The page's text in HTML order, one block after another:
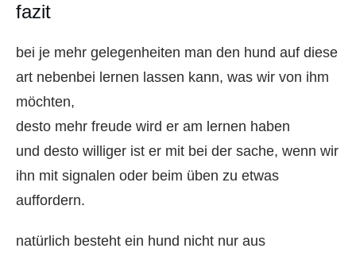
fazit
bei je mehr gelegenheiten man den hund auf diese
art nebenbei lernen lassen kann, was wir von ihm
möchten,
desto mehr freude wird er am lernen haben
und desto williger ist er mit bei der sache, wenn wir
ihn mit signalen oder beim üben zu etwas
auffordern.
natürlich besteht ein hund nicht nur aus